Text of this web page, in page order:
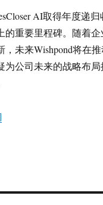
AI取得年度递
的重要里程碑。随着
，未来Wishpond将在
为公司未来的战略布